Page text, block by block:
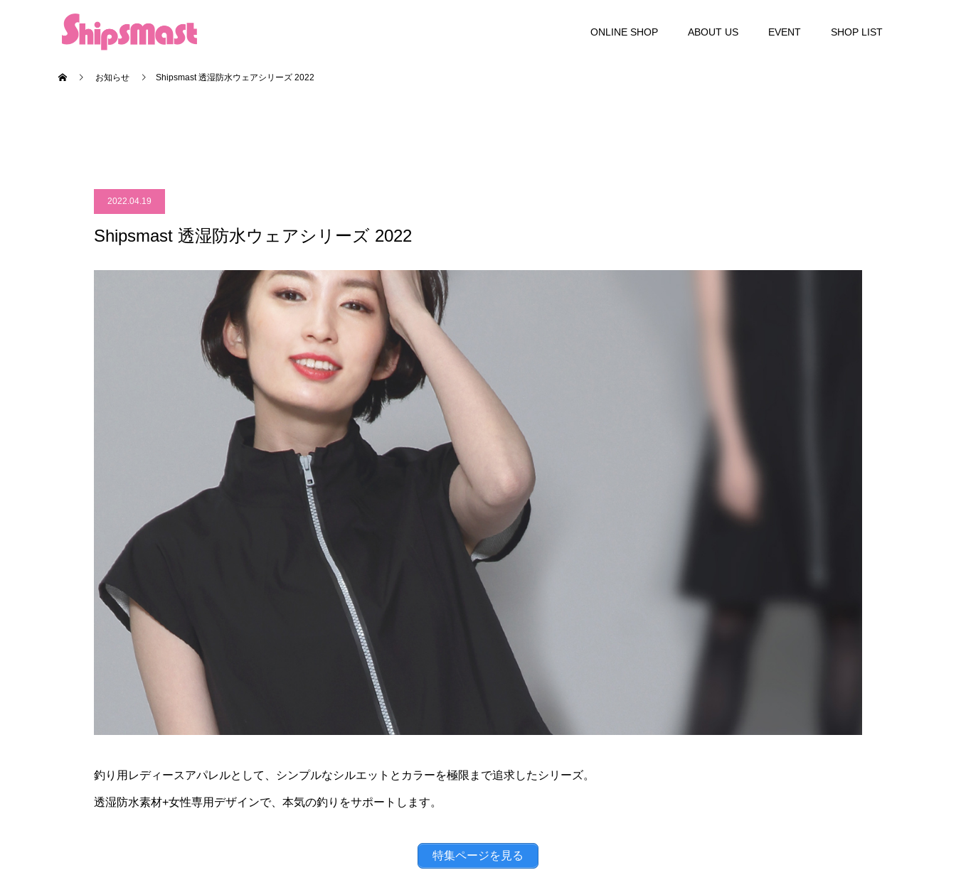
ONLINE SHOP ABOUT US EVENT SHOP LIST
お知らせ Shipsmast 透湿防水ウェアシリーズ 2022
2022.04.19
Shipsmast 透湿防水ウェアシリーズ 2022
釣り⽤レディースアパレルとして、シンプルなシルエットとカラーを極限まで追求したシリーズ。
透湿防⽔素材+⼥性専⽤デザインで、本気の釣りをサポートします。
特集ページを見る